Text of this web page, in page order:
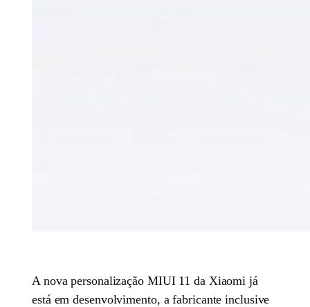
A nova personalização MIUI 11 da Xiaomi já
está em desenvolvimento, a fabricante inclusive